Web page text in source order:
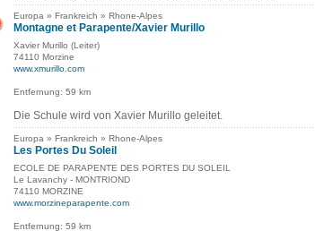
Europa » Frankreich » Rhone-Alpes
Montagne et Parapente/Xavier Murillo
Xavier Murillo (Leiter)
74110 Morzine
www.xmurillo.com
Entfernung: 59 km
Die Schule wird von Xavier Murillo geleitet.
Europa » Frankreich » Rhone-Alpes
Les Portes Du Soleil
ECOLE DE PARAPENTE DES PORTES DU SOLEIL
Le Lavanchy - MONTRIOND
74110 MORZINE
www.morzineparapente.com
Entfernung: 59 km